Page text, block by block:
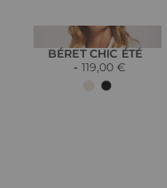
BÉRET CHIC ÉTÉ
119,00 €